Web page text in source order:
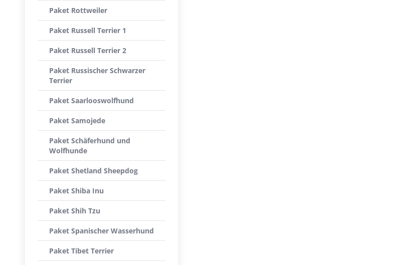
Paket Rottweiler
Paket Russell Terrier 1
Paket Russell Terrier 2
Paket Russischer Schwarzer
Terrier
Paket Saarlooswolfhund
Paket Samojede
Paket Schäferhund und
Wolfhunde
Paket Shetland Sheepdog
Paket Shiba Inu
Paket Shih Tzu
Paket Spanischer Wasserhund
Paket Tibet Terrier